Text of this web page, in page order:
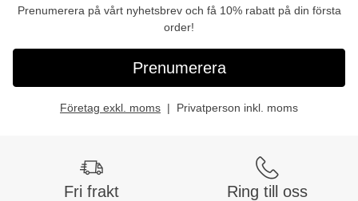
Prenumerera på vårt nyhetsbrev och få 10% rabatt på din första
order!
Prenumerera
Företag exkl. moms Privatperson inkl. moms
Fri frakt Ring till oss